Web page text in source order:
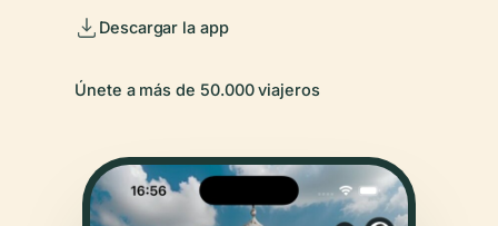
Descargar la app
Únete a más de 50.000 viajeros